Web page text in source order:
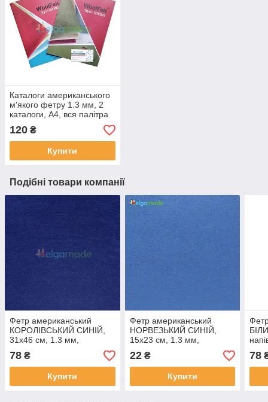
Каталоги американського
м'якого фетру 1.3 мм, 2
каталоги, A4, вся палітра
120 ₴
Купити
Подібні товари компанії
Фетр американський
КОРОЛІВСЬКИЙ СИНІЙ,
31x46 см, 1.3 мм,
78 ₴
Купити
Фетр американський
НОРВЕЗЬКИЙ СИНІЙ,
15x23 см, 1.3 мм,
22₴
Купити
78